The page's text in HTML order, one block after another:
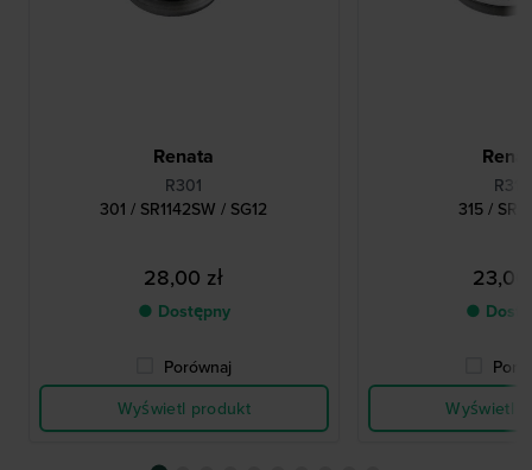
Renata
R301
301 / SR1142SW / SG12
28,00 zł
● Dostępny
Porównaj
Wyświetl produkt
R315
315 /
23,00
●
Wyświetl